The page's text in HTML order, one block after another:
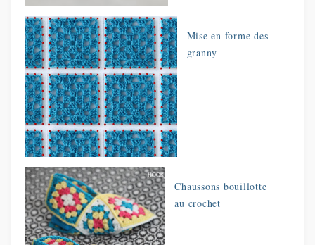
Mise en forme des
granny
Chaussons bouillotte
au crochet